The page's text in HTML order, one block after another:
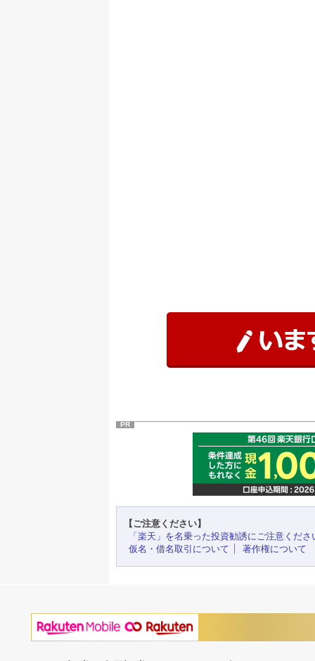
PR
【ご注意ください】
「楽天」を名乗った投資勧誘にご注意くださ
仮名・借名取引について
著作権について